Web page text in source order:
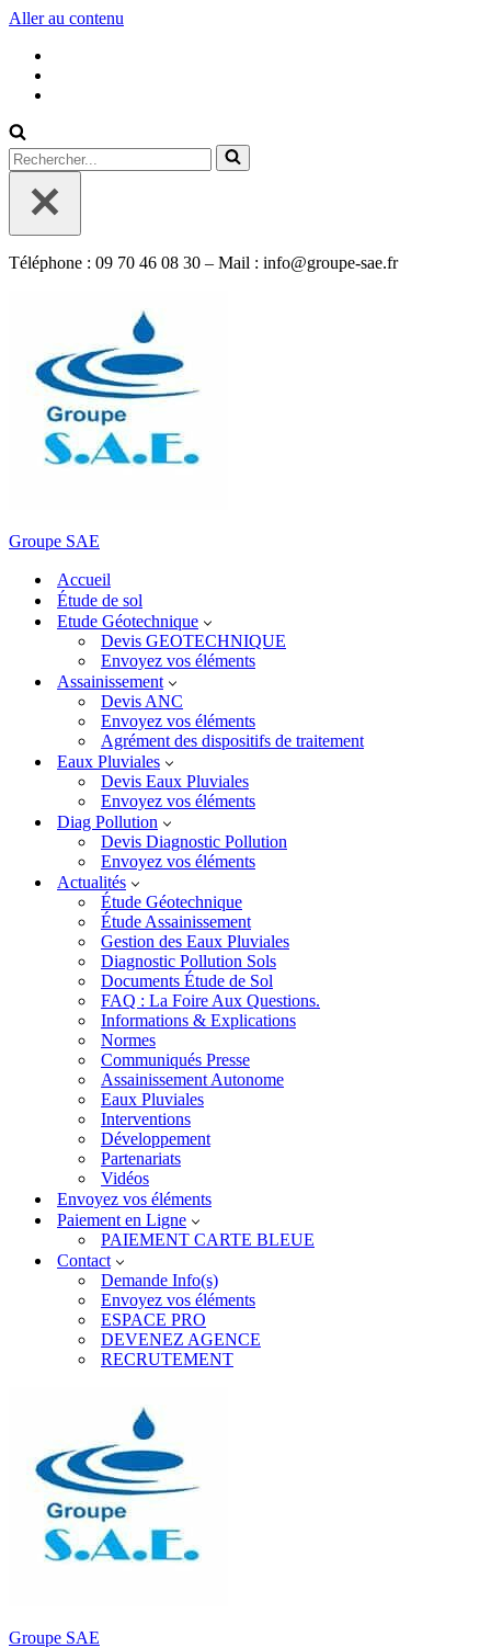
Aller au contenu
Rechercher...
Téléphone : 09 70 46 08 30 – Mail : info@groupe-sae.fr
Groupe SAE
Accueil
Étude de sol
Etude Géotechnique
Devis GEOTECHNIQUE
Envoyez vos éléments
Assainissement
Devis ANC
Envoyez vos éléments
Agrément des dispositifs de traitement
Eaux Pluviales
Devis Eaux Pluviales
Envoyez vos éléments
Diag Pollution
Devis Diagnostic Pollution
Envoyez vos éléments
Actualités
Étude Géotechnique
Étude Assainissement
Gestion des Eaux Pluviales
Diagnostic Pollution Sols
Documents Étude de Sol
FAQ : La Foire Aux Questions.
Informations & Explications
Normes
Communiqués Presse
Assainissement Autonome
Eaux Pluviales
Interventions
Développement
Partenariats
Vidéos
Envoyez vos éléments
Paiement en Ligne
PAIEMENT CARTE BLEUE
Contact
Demande Info(s)
Envoyez vos éléments
ESPACE PRO
DEVENEZ AGENCE
RECRUTEMENT
Groupe SAE